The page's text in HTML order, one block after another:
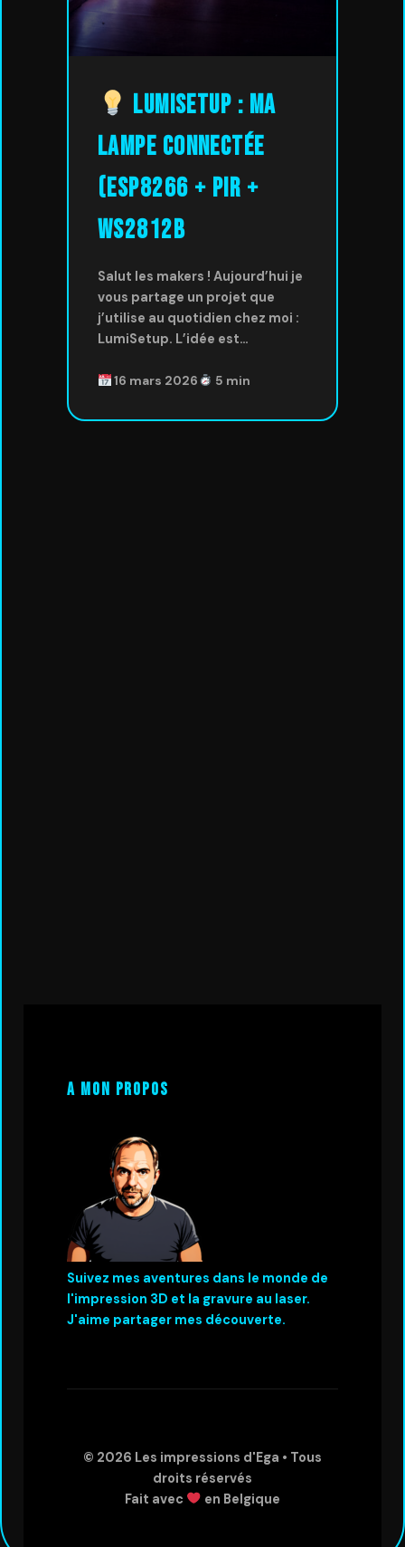
LumiSetup : Ma
lampe connectée
(ESP8266 + PIR +
WS2812B
Salut les makers ! Aujourd’hui je
vous partage un projet que
j’utilise au quotidien chez moi :
LumiSetup. L’idée est…
16 mars 2026 5 min
A mon propos
Suivez mes aventures dans le monde de
l'impression 3D et la gravure au laser.
J'aime partager mes découverte.
© 2026 Les impressions d'Ega • Tous
droits réservés
Fait avec
en Belgique